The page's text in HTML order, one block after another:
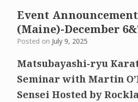
Event
(Maine)-December
Posted on July 9, 2025
Matsubayashi-ryu
Seminar with Martin
Sensei Hosted by